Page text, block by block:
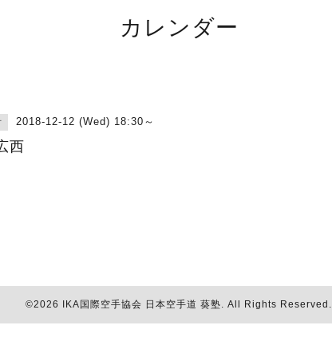
カレンダー
2018-12-12 (Wed) 18:30～
西
©2026 IKA国際空手協会 日本空手道 葵塾. All Rights Reserved.